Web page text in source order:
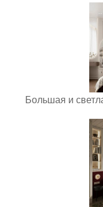
Большая и